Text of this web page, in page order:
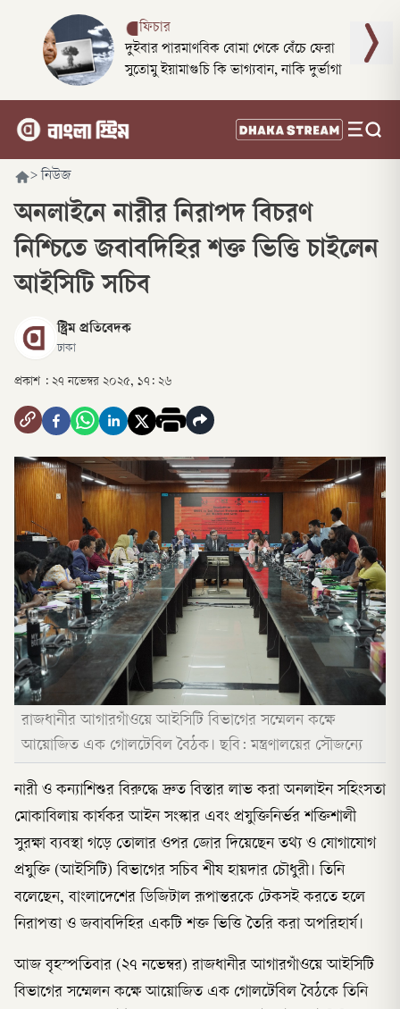
ফিচার
দুইবার পারমাণবিক বোমা থেকে বেঁচে ফেরা
সুতোমু ইয়ামাগুচি কি ভাগ্যবান, নাকি দুর্ভাগা
> নিউজ
অনলাইনে নারীর নিরাপদ বিচরণ
নিশ্চিতে জবাবদিহির শক্ত ভিত্তি চাইলেন
আইসিটি সচিব
স্ট্রিম প্রতিবেদক
ঢাকা
প্রকাশ : ২৭ নভেম্বর ২০২৫, ১৭: ২৬
রাজধানীর আগারগাঁওয়ে আইসিটি বিভাগের সম্মেলন কক্ষে
আয়োজিত এক গোলটেবিল বৈঠক। ছবি: মন্ত্রণালয়ের সৌজন্যে
নারী ও কন্যাশিশুর বিরুদ্ধে দ্রুত বিস্তার লাভ করা অনলাইন সহিংসতা
মোকাবিলায় কার্যকর আইন সংস্কার এবং প্রযুক্তিনির্ভর শক্তিশালী
সুরক্ষা ব্যবস্থা গড়ে তোলার ওপর জোর দিয়েছেন তথ্য ও যোগাযোগ
প্রযুক্তি (আইসিটি) বিভাগের সচিব শীষ হায়দার চৌধুরী। তিনি
বলেছেন, বাংলাদেশের ডিজিটাল রূপান্তরকে টেকসই করতে হলে
নিরাপত্তা ও জবাবদিহির একটি শক্ত ভিত্তি তৈরি করা অপরিহার্য।
আজ বৃহস্পতিবার (২৭ নভেম্বর) রাজধানীর আগারগাঁওয়ে আইসিটি
বিভাগের সম্মেলন কক্ষে আয়োজিত এক গোলটেবিল বৈঠকে তিনি